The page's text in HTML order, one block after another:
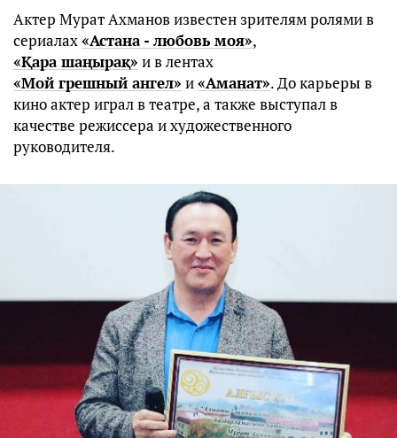
Актер Мурат Ахманов известен зрителям ролями в
сериалах«Астана - любовь моя»,
«Қара шаңырақ» и в лентах
«Мой грешный ангел» и«Аманат». До карьеры в
кино актер играл в театре, а также выступал в
качестве режиссера и художественного
руководителя.